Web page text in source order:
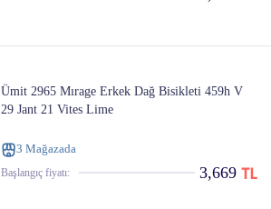
Ümit 2965 Mırage Erkek Dağ Bisikleti 459h V
29 Jant 21 Vites Lime
3 Mağazada
Başlangıç ​​fiyatı: 3,669